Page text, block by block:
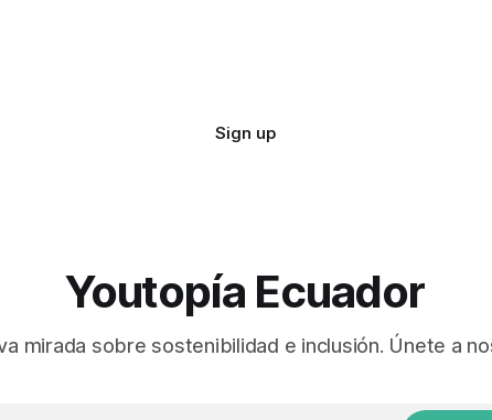
Sign up
Youtopía Ecuador
mirada sobre sostenibilidad e inclusión. Únete a